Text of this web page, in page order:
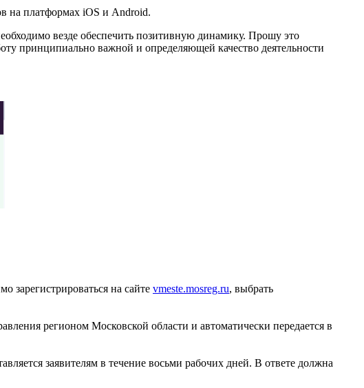
на платформах iOS и Android.
везде обеспечить позитивную динамику. Прошу это
принципиально важной и определяющей качество деятельности
зарегистрироваться на сайте vmeste.mosreg.ru, выбрать
регионом Московской области и автоматически передается в
заявителям в течение восьми рабочих дней. В ответе должна